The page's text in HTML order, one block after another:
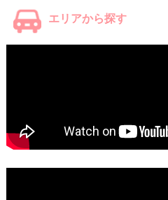
エリアから探す